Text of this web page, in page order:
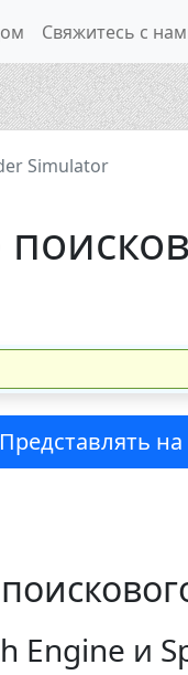
Свяжитесь с
Simulator
Engine и